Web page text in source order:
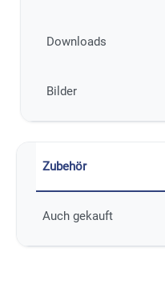
Downloads
Bilder
Zubehör
Auch gekauft